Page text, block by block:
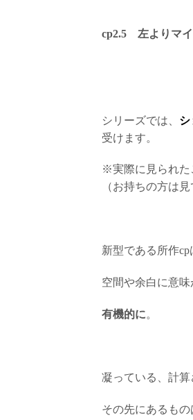
cp2.5 左よりマイ
シリーズでは、 シ
受けます。
※実際に見られた
（お持ちの方は
新型である所作cp
空間や余白に意味
有機的に。
凝っている、計算
その先にあるもの